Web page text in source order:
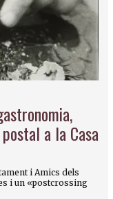
a la Casa
i Amics dels
i un «postcrossing